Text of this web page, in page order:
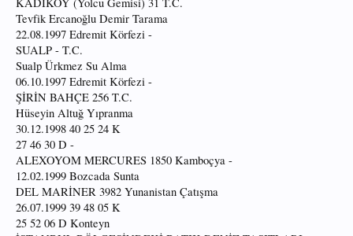
Tevfik Ercanoğlu Demir Tarama
22.08.1997 Edremit Körfezi -
SUALP - T.C.
Sualp Ürkmez Su Alma
06.10.1997 Edremit Körfezi -
ŞİRİN BAHÇE 256 T.C.
Hüseyin Altuğ Yıpranma
30.12.1998 40 25 24 K
27 46 30 D -
ALEXOYOM MERCURES 1850 Kamboçya -
12.02.1999 Bozcada Sunta
DEL MARİNER 3982 Yunanistan Çatışma
26.07.1999 39 48 05 K
25 52 06 D Konteyn